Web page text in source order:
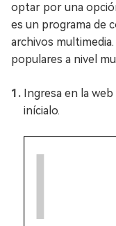
optar por una
es un programa de
archivos
populares a nivel
Ingresa en la
inícialo.